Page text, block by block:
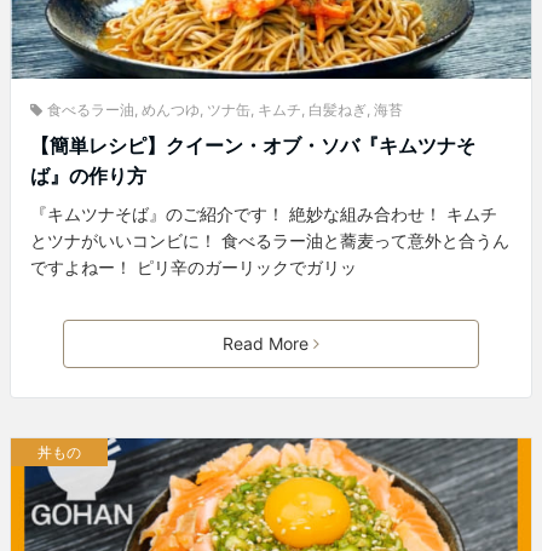
食べるラー油 めんつゆ ツナ缶 キムチ 白髪ねぎ 海苔
【簡単レシピ】クイーン・オブ・ソバ『キムツナそ
ば』の作り方
『キムツナそば』のご紹介です！ 絶妙な組み合わせ！ キムチ
とツナがいいコンビに！ 食べるラー油と蕎麦って意外と合うん
ですよねー！ ピリ辛のガーリックでガリッ
Read More
丼もの